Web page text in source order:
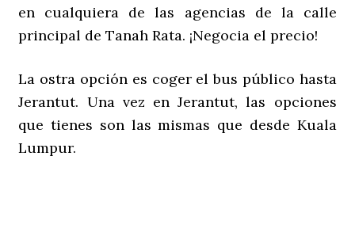
en cualquiera de las agencias de la calle
principal de Tanah Rata. ¡Negocia el precio!
La ostra opción es coger el bus público hasta
Jerantut. Una vez en Jerantut, las opciones
que tienes son las mismas que desde Kuala
Lumpur.